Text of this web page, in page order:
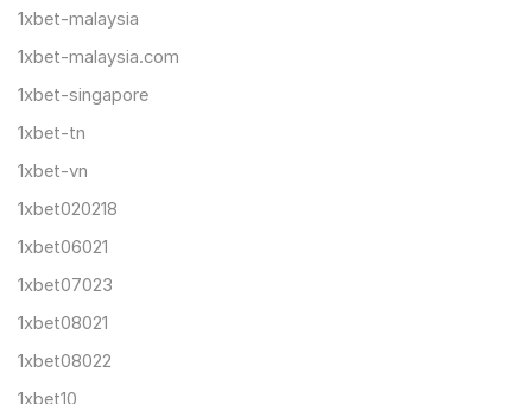
1xbet-malaysia
1xbet-malaysia.com
1xbet-singapore
1xbet-tn
1xbet-vn
1xbet020218
1xbet06021
1xbet07023
1xbet08021
1xbet08022
1xbet10